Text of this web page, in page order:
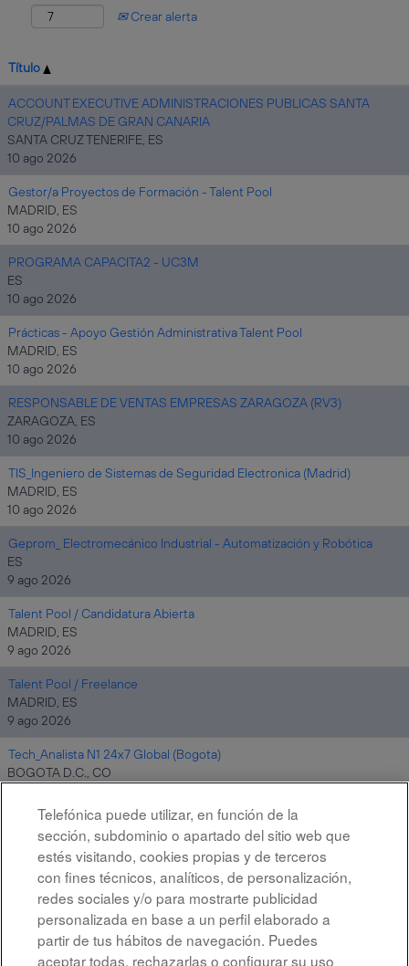
Crear alerta
Título
ACCOUNT EXECUTIVE ADMINISTRACIONES PUBLICAS SANTA
CRUZ/PALMAS DE GRAN CANARIA
SANTA CRUZ TENERIFE, ES
10 ago 2026
Gestor/a Proyectos de Formación - Talent Pool
MADRID, ES
10 ago 2026
PROGRAMA CAPACITA2 - UC3M
ES
10 ago 2026
Prácticas - Apoyo Gestión Administrativa Talent Pool
MADRID, ES
10 ago 2026
RESPONSABLE DE VENTAS EMPRESAS ZARAGOZA (RV3)
ZARAGOZA, ES
10 ago 2026
TIS_Ingeniero de Sistemas de Seguridad Electronica (Madrid)
MADRID, ES
10 ago 2026
Geprom_ Electromecánico Industrial - Automatización y Robótica
ES
9 ago 2026
Talent Pool / Candidatura Abierta
MADRID, ES
9 ago 2026
Talent Pool / Freelance
MADRID, ES
9 ago 2026
Tech_Analista N1 24x7 Global (Bogota)
BOGOTA D.C., CO
Resultados
Telefónica puede utilizar, en función de la
sección, subdominio o apartado del sitio web que
estés visitando, cookies propias y de terceros
con fines técnicos, analíticos, de personalización,
redes sociales y/o para mostrarte publicidad
personalizada en base a un perfil elaborado a
partir de tus hábitos de navegación. Puedes
aceptar todas, rechazarlas o configurar su uso